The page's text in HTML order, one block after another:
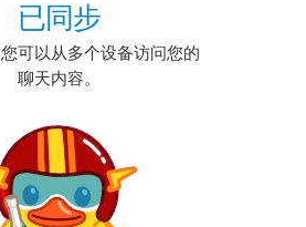
已同步
您可以从多个设备访问您的
聊天内容。